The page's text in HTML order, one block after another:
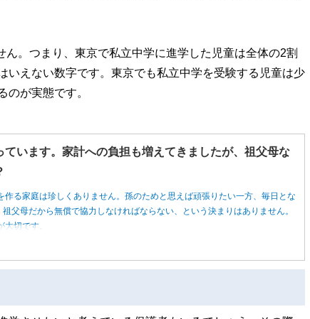
。つまり、東京で私立中学に進学した児童は全体の2割
えない数字です。東京でも私立中学を受験する児童は少
のが実態です。
います。家計への負担も増えてきましたが、祖父母な
る家庭は珍しくありません。孫のためと思えば頑張りたい一方、毎日とな
父母だから無償で協力しなければならない、という決まりはありません。
切です。